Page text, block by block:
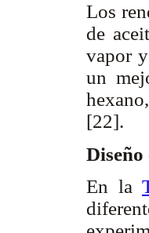
Los
de
vapor
un
[22].
En la